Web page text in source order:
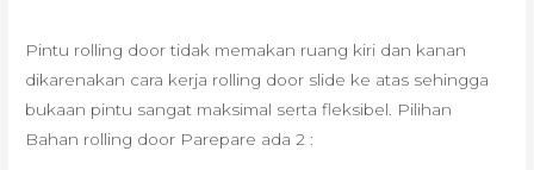
Pintu rolling door tidak memakan ruang kiri dan kanan
dikarenakan cara kerja rolling door slide ke atas sehingga
bukaan pintu sangat maksimal serta fleksibel. Pilihan
Bahan rolling door Parepare ada 2 :